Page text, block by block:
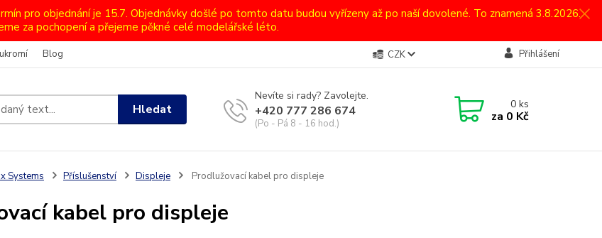
pro objednání je 15.7. Objednávky došlé po tomto datu budou vyřízeny až po naší dovolené. To znamená 3.8.2026.
za pochopení a přejeme pěkné celé modelářské léto.
Blog CZK Přihlášení
Hledat
Nevíte si rady? Zavolejte.
+420 777 286 674
(Po - Pá 8 - 16 hod.)
0ks
za 0 Kč
Systems Příslušenství Displeje Prodlužovací kabel pro displeje
kabel pro displeje